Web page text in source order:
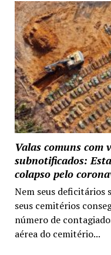
Valas comuns com
subnotificados:
colapso pelo
Nem seus deficitários
seus cemitérios
número de
aérea do cemitério...